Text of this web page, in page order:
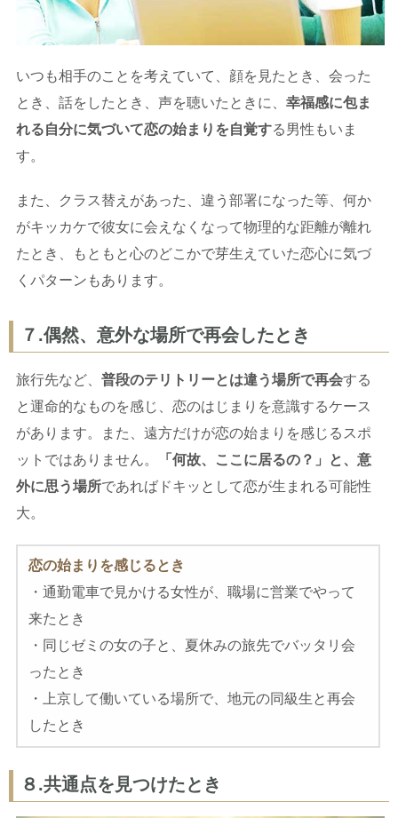
いつも相手のことを考えていて、顔を見たとき、会った
とき、話をしたとき、声を聴いたときに、 幸福感に包ま
れる自分に気づいて恋の始まりを自覚する男性もいま
す。
また、クラス替えがあった、違う部署になった等、何か
がキッカケで彼女に会えなくなって物理的な距離が離れ
たとき、もともと心のどこかで芽生えていた恋心に気づ
くパターンもあります。
７.偶然、意外な場所で再会したとき
旅行先など、 普段のテリトリーとは違う場所で再会する
と運命的なものを感じ、恋のはじまりを意識するケース
があります。また、遠方だけが恋の始まりを感じるスポ
ットではありません。
「何故、ここに居るの？」と、意
外に思う場所であればドキッとして恋が生まれる可能性
大。
恋の始まりを感じるとき
・通勤電車で見かける女性が、職場に営業でやって
来たとき
・同じゼミの女の子と、夏休みの旅先でバッタリ会
ったとき
・上京して働いている場所で、地元の同級生と再会
したとき
８.共通点を見つけたとき